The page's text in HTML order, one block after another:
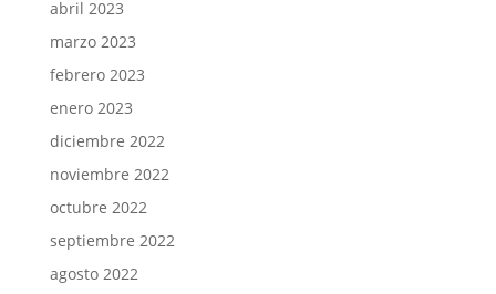
abril 2023
marzo 2023
febrero 2023
enero 2023
diciembre 2022
noviembre 2022
octubre 2022
septiembre 2022
agosto 2022